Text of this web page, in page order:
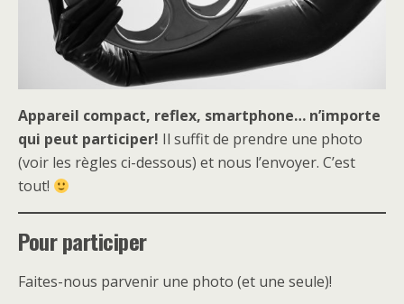
Appareil compact, reflex, smartphone… n’importe
qui peut participer! Il suffit de prendre une photo
(voir les règles ci-dessous) et nous l’envoyer. C’est
tout!
Pour participer
Faites-nous parvenir une photo (et une seule)!